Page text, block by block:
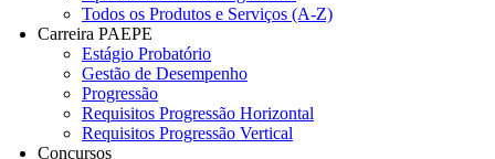
Todos os Produtos e Serviços (A-Z)
Carreira PAEPE
Estágio Probatório
Gestão de Desempenho
Progressão
Requisitos Progressão Horizontal
Requisitos Progressão Vertical
Concursos